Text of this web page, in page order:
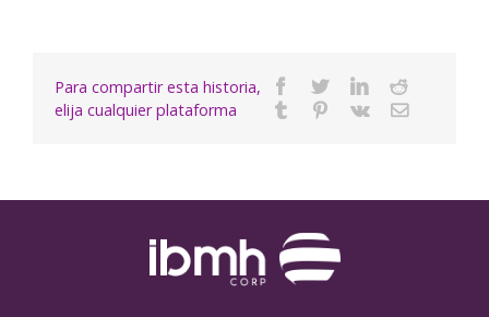
Para compartir esta historia,
elija cualquier plataforma
Facebook
TwitterLinkedinReddit
TumblrPinterest
Vk Email